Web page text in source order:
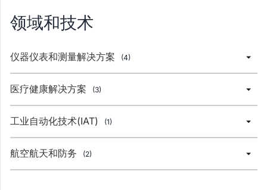
领域和技术
仪器仪表和测量解决方案 (4)
医疗健康解决方案 (3)
工业自动化技术(IAT) (1)
航空航天和防务 (2)